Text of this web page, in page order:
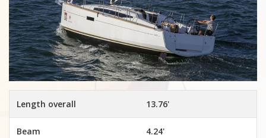
Length overall 13.76'
Beam 4.24'